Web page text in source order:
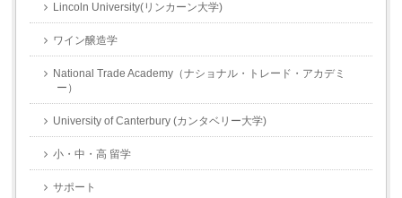
Lincoln University(リンカーン大学)
ワイン醸造学
National Trade Academy（ナショナル・トレード・アカデミ
ー）
University of Canterbury (カンタベリー大学)
小・中・高 留学
サポート